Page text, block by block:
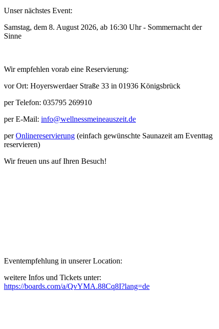
Unser nächstes Event:
Samstag, dem 8. August 2026, ab 16:30 Uhr - Sommernacht der
Sinne
Wir empfehlen vorab eine Reservierung:
vor Ort: Hoyerswerdaer Straße 33 in 01936 Königsbrück
per Telefon: 035795 269910
per E-Mail: info@wellnessmeineauszeit.de
perOnlinereservierung (einfach gewünschte Saunazeit am Eventtag
reservieren)
Wir freuen uns auf Ihren Besuch!
Eventempfehlung in unserer Location:
weitere Infos und Tickets unter:
https://boards.com/a/QvYMA.88Cq8I?lang=de